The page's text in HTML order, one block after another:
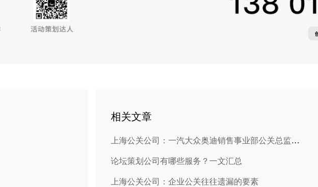
相关文章
上海公关公司：一汽大众奥迪销售事业部公关总监卢敏捷
论坛策划公司有哪些服务？一文汇总
上海公关公司：企业公关往往遗漏的要素